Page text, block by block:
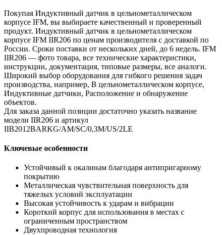
Покупая Индуктивный датчик в цельнометаллическом
корпусе IFM, вы выбираете качественный и проверенный
продукт. Индуктивный датчик в цельнометаллическом
корпусе IFM IIR206 по ценам производителя с доставкой по
России. Сроки поставки от нескольких дней, до 6 недель. IFM
IIR206 — фото товара, все технические характеристики,
инструкции, документация, типовые размеры, все аналоги.
Широкий выбор оборудования для гибкого решения задач
производства, например, В цельнометаллическом корпусе,
Индуктивные датчики, Расположение и обнаружение
объектов.
Для заказа данной позиции достаточно указать название
модели IIR206 и артикул
IIB2012BARKG/AM/SC/0,3M/US/2LE
Ключевые особенности
Устойчивый к окалинам благодаря антипригарному
покрытию
Металлическая чувствительная поверхность для
тяжелых условий эксплуатации
Высокая устойчивость к ударам и вибрации
Короткий корпус для использования в местах с
ограниченным пространством
Двухпроводная технология